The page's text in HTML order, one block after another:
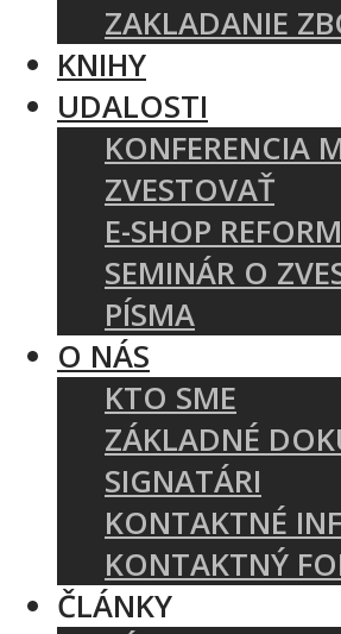
ZAKLADANIE
KNIHY
UDALOSTI
KONFERENCIA
ZVESTOVAŤ
E-SHOP
SEMINÁR O
PÍSMA
O NÁS
KTO SME
ZÁKLADNÉ
SIGNATÁRI
KONTAKTNÉ
KONTAKTNÝ
ČLÁNKY